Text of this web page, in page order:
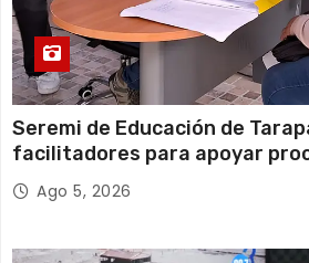
Seremi de Educación de
facilitadores para apoyar
Escolar 2027
Ago 5, 2026